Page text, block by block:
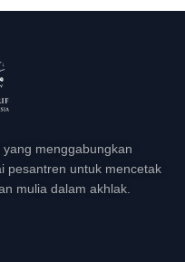
menggabungkan
pesantren untuk mencetak
mulia dalam akhlak.